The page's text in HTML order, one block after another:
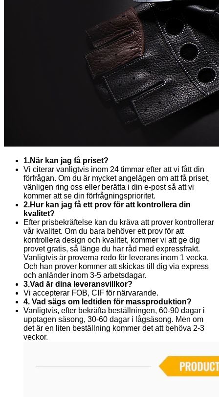
1.När kan jag få priset?
Vi citerar vanligtvis inom 24 timmar efter att vi fått din
förfrågan. Om du är mycket angelägen om att få priset,
vänligen ring oss eller berätta i din e-post så att vi
kommer att se din förfrågningsprioritet.
2.Hur kan jag få ett prov för att kontrollera din
kvalitet?
Efter prisbekräftelse kan du kräva att prover kontrollerar
vår kvalitet. Om du bara behöver ett prov för att
kontrollera design och kvalitet, kommer vi att ge dig
provet gratis, så länge du har råd med expressfrakt.
Vanligtvis är proverna redo för leverans inom 1 vecka.
Och han prover kommer att skickas till dig via express
och anländer inom 3-5 arbetsdagar.
3.Vad är dina leveransvillkor?
Vi accepterar FOB, CIF för närvarande.
4. Vad sägs om ledtiden för massproduktion?
Vanligtvis, efter bekräfta beställningen, 60-90 dagar i
upptagen säsong, 30-60 dagar i lågsäsong. Men om
det är en liten beställning kommer det att behöva 2-3
veckor.